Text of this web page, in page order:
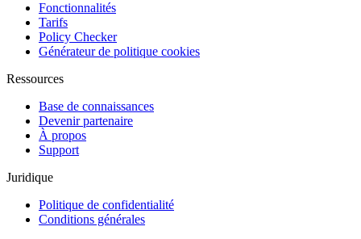
Fonctionnalités
Tarifs
Policy Checker
Générateur de politique cookies
Ressources
Base de connaissances
Devenir partenaire
À propos
Support
Juridique
Politique de confidentialité
Conditions générales